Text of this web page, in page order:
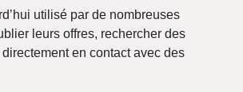
utilisé par de nombreuses
leurs offres, rechercher des
en contact avec des